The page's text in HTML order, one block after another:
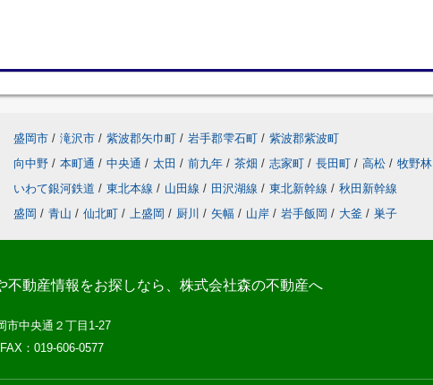
盛岡市 / 滝沢市 / 紫波郡矢巾町 / 岩手郡雫石町 / 紫波郡紫波町
向中野 / 本町通 / 中央通 / 太田 / 前九年 / 茶畑 / 志家町 / 長田町 / 高松 / 牧野林
いわて銀河鉄道 / 東北本線 / 山田線 / 田沢湖線 / 東北新幹線 / 秋田新幹線
盛岡 / 青山 / 仙北町 / 上盛岡 / 厨川 / 矢幅 / 山岸 / 岩手飯岡 / 大釜 / 巣子
不動産情報をお探しなら、株式会社森の不動産へ
中央通２丁目1-27
：019-606-0577